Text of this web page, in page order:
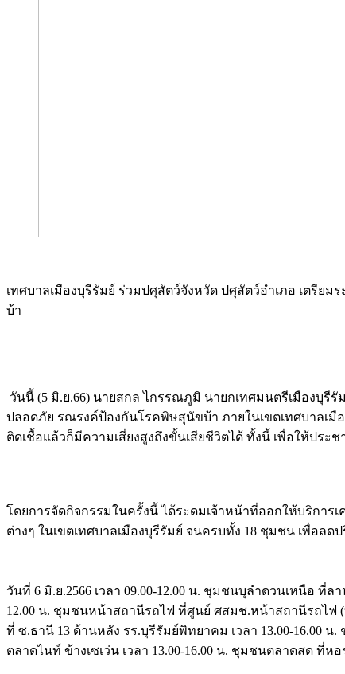
เทศบาลเมืองบุรีรัมย์ ร่วมปศุสัตว์จังหวัด ปศุสัตว์อำเภอ เตรี
บ้า
วันนี้ (5 มิ.ย.66) นายสกล ไกรรณภูมิ นายกเทศมนตรีเมืองบุรี
ปลอดภัย รณรงค์ป้องกันโรคพิษสุนัขบ้า ภายในเขตเทศบาลเ
ติดเชื้อแล้วก็มีความเสี่ยงสูงถึงขั้นเสียชีวิตได้ ทั้งนี้ เพื่อให้ปร
โดยการจัดกิจกรรมในครั้งนี้ ได้ระดมเจ้าหน้าที่ออกให้บริกา
ต่างๆ ในเขตเทศบาลเมืองบุรีรัมย์ จนครบทั้ง 18 ชุมชน เพื่อ
วันที่ 6 มิ.ย.2566 เวลา 09.00-12.00 น. ชุมชนบุลำดวนเหนือ ที่
12.00 น. ชุมชนหน้าสถานีรถไฟ ที่ศูนย์ ศสมช.หน้าสถานีรถไฟ (
ที่ ซ.ธานี 13 ด้านหลัง รร.บุรีรัมย์พิทยาคม เวลา 13.00-16.00
ตลาดไนท์ ข้างเซเว่น เวลา 13.00-16.00 น. ชุมชนตลาดสด ที่ห